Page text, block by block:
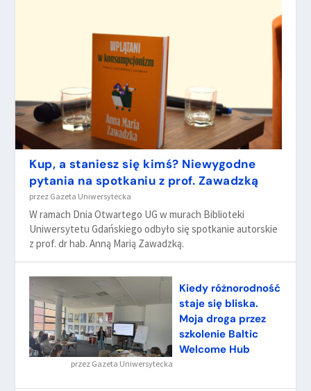
Kup, a staniesz się kimś? Niewygodne
pytania na spotkaniu z prof. Zawadzką
przez Gazeta Uniwersytecka
W ramach Dnia Otwartego UG w murach Biblioteki
Uniwersytetu Gdańskiego odbyło się spotkanie autorskie
z prof. dr hab. Anną Marią Zawadzką.
Kiedy różnorodność
staje się bliska.
Moja droga przez
szkolenie Baltic
Welcome Hub
przez Gazeta Uniwersytecka